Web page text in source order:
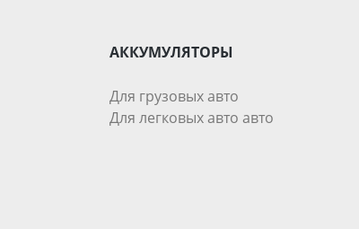
АККУМУЛЯТОРЫ
Для грузовых авто
Для легковых авто авто